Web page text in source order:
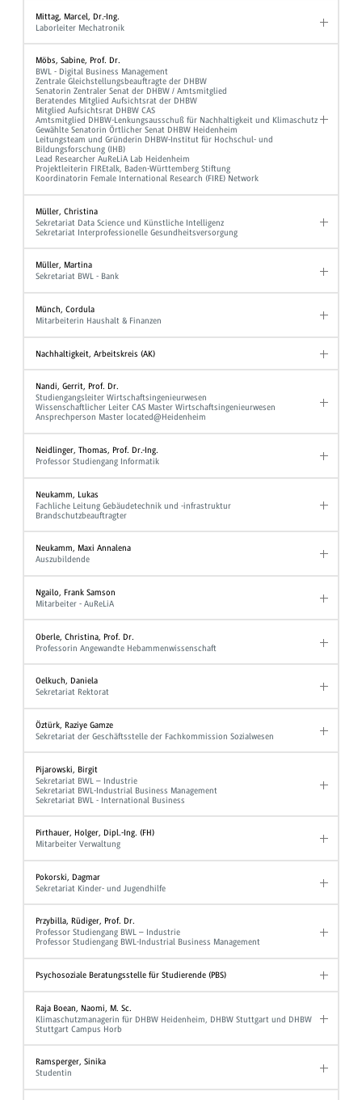
Mittag, Marcel, Dr.-Ing.
Laborleiter Mechatronik
Möbs, Sabine, Prof. Dr.
BWL - Digital Business Management
Zentrale Gleichstellungsbeauftragte der DHBW
Senatorin Zentraler Senat der DHBW / Amtsmitglied
Beratendes Mitglied Aufsichtsrat der DHBW
Mitglied Aufsichtsrat DHBW CAS
Amtsmitglied DHBW-Lenkungsausschuß für Nachhaltigkeit und Klimaschutz
Gewählte Senatorin Örtlicher Senat DHBW Heidenheim
Leitungsteam und Gründerin DHBW-Institut für Hochschul- und
Bildungsforschung (IHB)
Lead Researcher AuReLiA Lab Heidenheim
Projektleiterin FIREtalk, Baden-Württemberg Stiftung
Koordinatorin Female International Research (FIRE) Network
Müller, Christina
Sekretariat Data Science und Künstliche Intelligenz
Sekretariat Interprofessionelle Gesundheitsversorgung
Müller, Martina
Sekretariat BWL - Bank
Münch, Cordula
Mitarbeiterin Haushalt & Finanzen
Nachhaltigkeit, Arbeitskreis (AK)
Nandi, Gerrit, Prof. Dr.
Studiengangsleiter Wirtschaftsingenieurwesen
Wissenschaftlicher Leiter CAS Master Wirtschaftsingenieurwesen
Ansprechperson Master located@Heidenheim
Neidlinger, Thomas, Prof. Dr.-Ing.
Professor Studiengang Informatik
Neukamm, Lukas
Fachliche Leitung Gebäudetechnik und -infrastruktur
Brandschutzbeauftragter
Neukamm, Maxi Annalena
Auszubildende
Ngailo, Frank Samson
Mitarbeiter - AuReLiA
Oberle, Christina, Prof. Dr.
Professorin Angewandte Hebammenwissenschaft
Oelkuch, Daniela
Sekretariat Rektorat
Öztürk, Raziye Gamze
Sekretariat der Geschäftsstelle der Fachkommission Sozialwesen
Pijarowski, Birgit
Sekretariat BWL – Industrie
Sekretariat BWL-Industrial Business Management
Sekretariat BWL - International Business
Pirthauer, Holger, Dipl.-Ing. (FH)
Mitarbeiter Verwaltung
Pokorski, Dagmar
Sekretariat Kinder- und Jugendhilfe
Przybilla, Rüdiger, Prof. Dr.
Professor Studiengang BWL – Industrie
Professor Studiengang BWL-Industrial Business Management
Psychosoziale Beratungsstelle für Studierende (PBS)
Raja Boean, Naomi, M. Sc.
Klimaschutzmanagerin für DHBW Heidenheim, DHBW Stuttgart und DHBW
Stuttgart Campus Horb
Ramsperger, Sinika
Studentin